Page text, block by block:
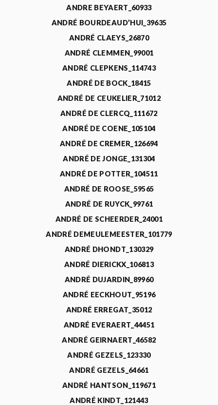
ANDRE BEYAERT_60933
ANDRÉ BOURDEAUD’HUI_39635
ANDRÉ CLAEYS_26870
ANDRÉ CLEMMEN_99001
ANDRÉ CLEPKENS_114743
ANDRÉ DE BOCK_18415
ANDRÉ DE CEUKELIER_71012
ANDRÉ DE CLERCQ_111672
ANDRÉ DE COENE_105104
ANDRÉ DE CREMER_126694
ANDRÉ DE JONGE_131304
ANDRÉ DE POTTER_104511
ANDRÉ DE ROOSE_59565
ANDRÉ DE RUYCK_99761
ANDRÉ DE SCHEERDER_24001
ANDRÉ DEMEULEMEESTER_101779
ANDRÉ DHONDT_130329
ANDRÉ DIERICKX_106813
ANDRÉ DUJARDIN_89960
ANDRÉ EECKHOUT_95196
ANDRÉ ERREGAT_35012
ANDRÉ EVERAERT_44451
ANDRÉ GEIRNAERT_46582
ANDRÉ GEZELS_123330
ANDRÉ GEZELS_64661
ANDRÉ HANTSON_119671
ANDRÉ KINDT_121443